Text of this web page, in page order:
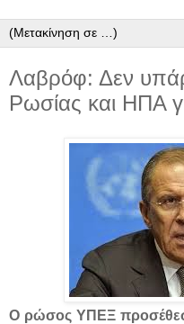
Λαβρόφ: Δεν
Ρωσίας και ΗΠΑ
Ο ρώσος ΥΠΕΞ